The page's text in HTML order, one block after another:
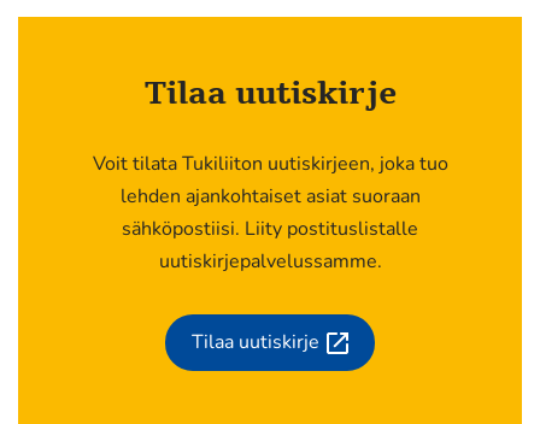
Tilaa uutiskirje
Voit tilata Tukiliiton uutiskirjeen, joka tuo
lehden ajankohtaiset asiat suoraan
sähköpostiisi. Liity postituslistalle
uutiskirjepalvelussamme.
Tilaa uutiskirje
(siirryt